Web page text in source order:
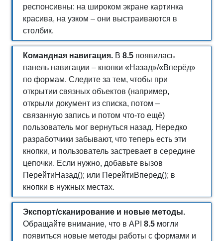
респонсивны: на широком экране картинка
красива, на узком – они выстраиваются в
столбик.
Командная навигация. В 8.5 появилась
панель навигации – кнопки «Назад»/«Вперёд»
по формам. Следите за тем, чтобы при
открытии связных объектов (например,
открыли документ из списка, потом –
связанную запись и потом что-то ещё)
пользователь мог вернуться назад. Нередко
разработчики забывают, что теперь есть эти
кнопки, и пользователь застревает в середине
цепочки. Если нужно, добавьте вызов
ПерейтиНазад(); или ПерейтиВперед(); в
кнопки в нужных местах.
Экспорт/сканирование и новые методы.
Обращайте внимание, что в API 8.5 могли
появиться новые методы работы с формами и